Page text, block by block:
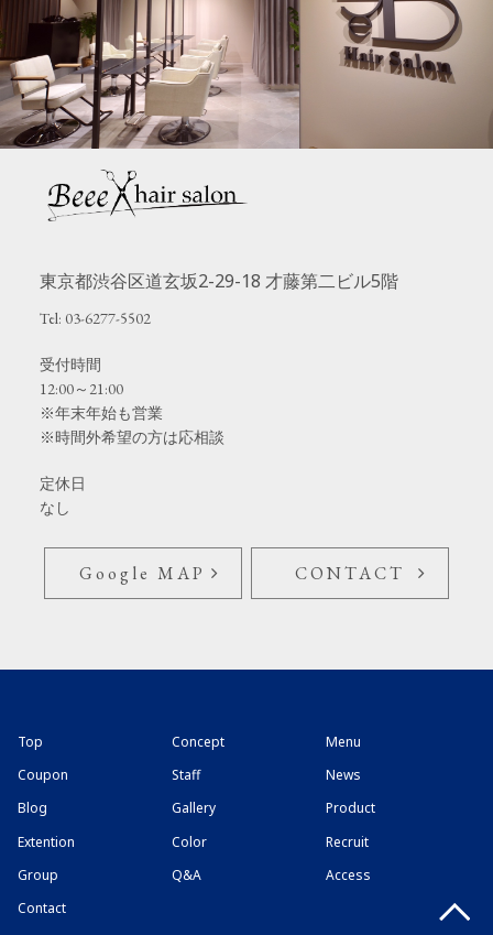
東京都渋谷区道玄坂2-29-18 才藤第二ビル5階
Tel: 03-6277-5502
受付時間
12:00～21:00
※年末年始も営業
※時間外希望の方は応相談
定休日
なし
Google MAP CONTACT
Top Concept
Menu
Coupon
Staff
News
Blog
Gallery
Product
Extention
Color
Recruit
Group
Q&A
Access
Contact